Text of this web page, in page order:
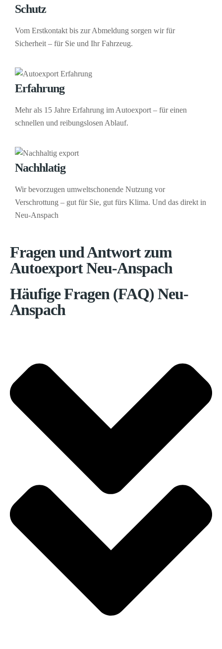
Fragen und Antwort zum
Autoexport Neu-Anspach
Häufige Fragen (FAQ) Neu-
Anspach
Schutz
Vom Erstkontakt bis zur Abmeldung sorgen wir für
Sicherheit – für Sie und Ihr Fahrzeug.
Erfahrung
Mehr als 15 Jahre Erfahrung im Autoexport – für einen
schnellen und reibungslosen Ablauf.
Nachhlatig
Wir bevorzugen umweltschonende Nutzung vor
Verschrottung – gut für Sie, gut fürs Klima. Und das direkt in
Neu-Anspach